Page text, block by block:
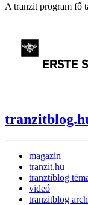
A tranzit program fő
magazin
tranzit.hu
tranztiblog
videó
tranzitblog